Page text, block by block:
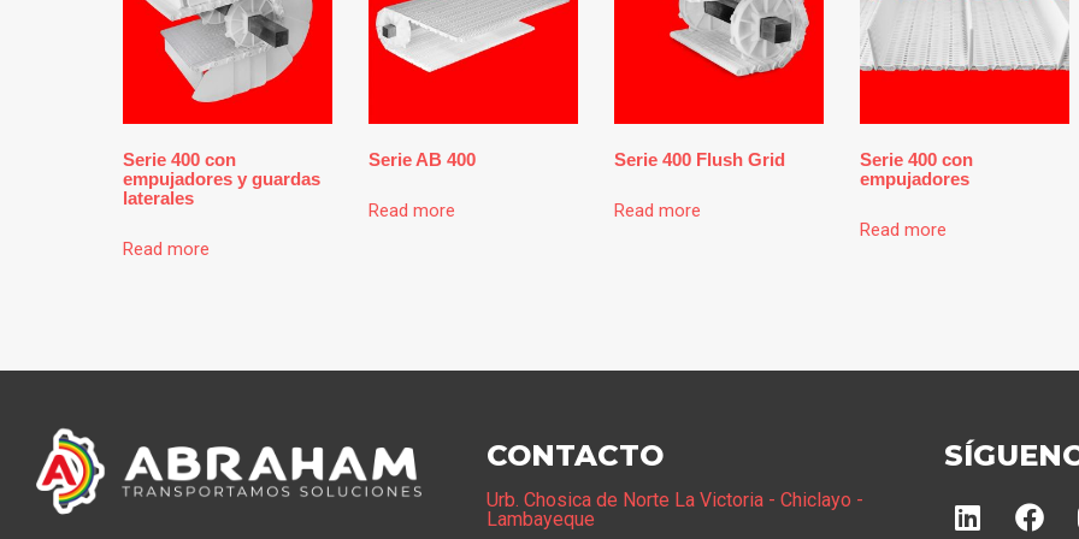
Serie 400 con
empujadores y guardas
laterales
Read more
Serie AB 400
Read more
Serie 400 Flush Grid
Read more
Serie 400 con
empujadores
Read more
CONTACTO
Urb. Chosica de Norte La Victoria - Chiclayo -
Lambayeque